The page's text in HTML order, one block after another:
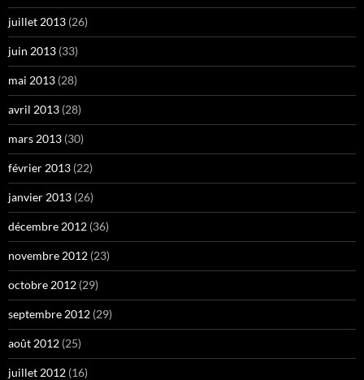
juillet 2013 (26)
juin 2013 (33)
mai 2013 (28)
avril 2013 (28)
mars 2013 (30)
février 2013 (22)
janvier 2013 (26)
décembre 2012 (36)
novembre 2012 (23)
octobre 2012 (29)
septembre 2012 (29)
août 2012 (25)
juillet 2012 (16)